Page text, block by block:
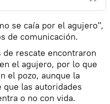
se caía por el agujero",
de comunicación.
de rescate encontraron
el agujero, por lo que
el pozo, aunque la
que las autoridades
o no con vida.